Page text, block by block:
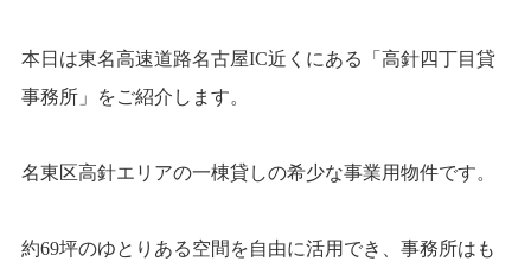
本日は東名高速道路名古屋IC近くにある「高針四丁目貸
事務所」をご紹介します。
名東区高針エリアの一棟貸しの希少な事業用物件です。
約69坪のゆとりある空間を自由に活用でき、事務所はも